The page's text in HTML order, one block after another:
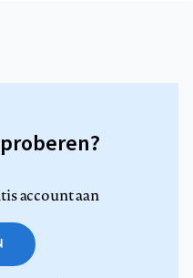
account aan